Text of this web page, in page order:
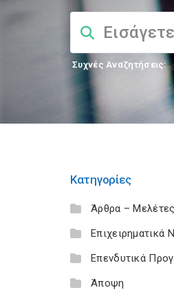
Συχνές Αναζητήσεις:
Κατηγορίες
Άρθρα – Μελέτες
Επιχειρηματικά
Επενδυτικά
Άποψη